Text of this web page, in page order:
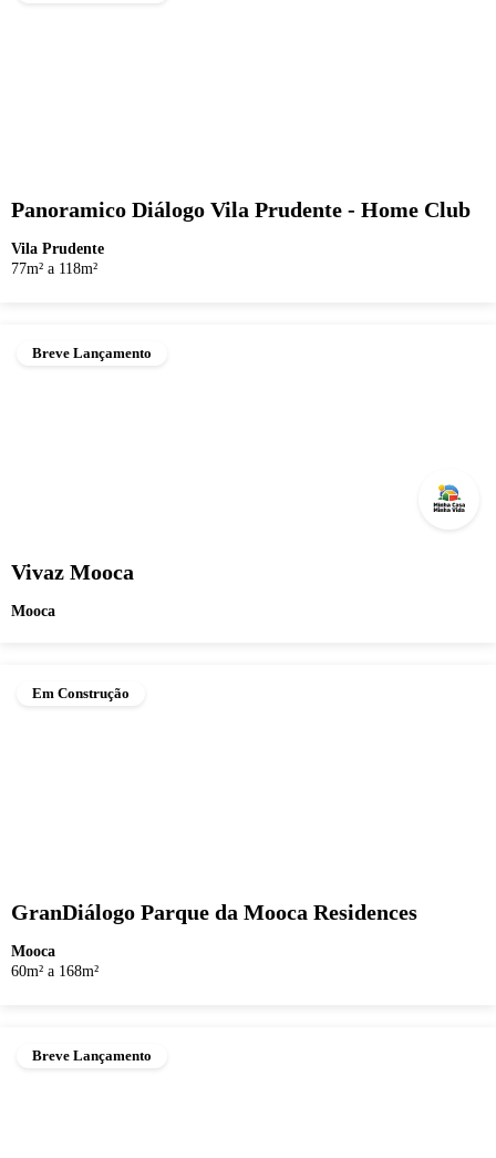
Panoramico Diálogo Vila Prudente - Home Club
Vila Prudente
77m² a 118m²
Breve Lançamento
Vivaz Mooca
Mooca
Em Construção
GranDiálogo Parque da Mooca Residences
Mooca
60m² a 168m²
Breve Lançamento